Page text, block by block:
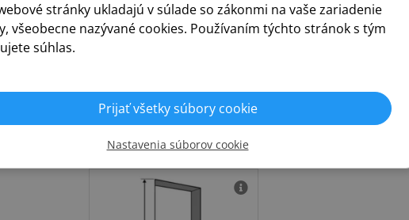
Krok 4. Norma
stránky ukladajú v súlade so zákonmi na vaše zariadenie
všeobecne nazývané cookies. Používaním týchto stránok s tým
súhlas.
Prijať všetky súbory cookie
Nastavenia súborov cookie